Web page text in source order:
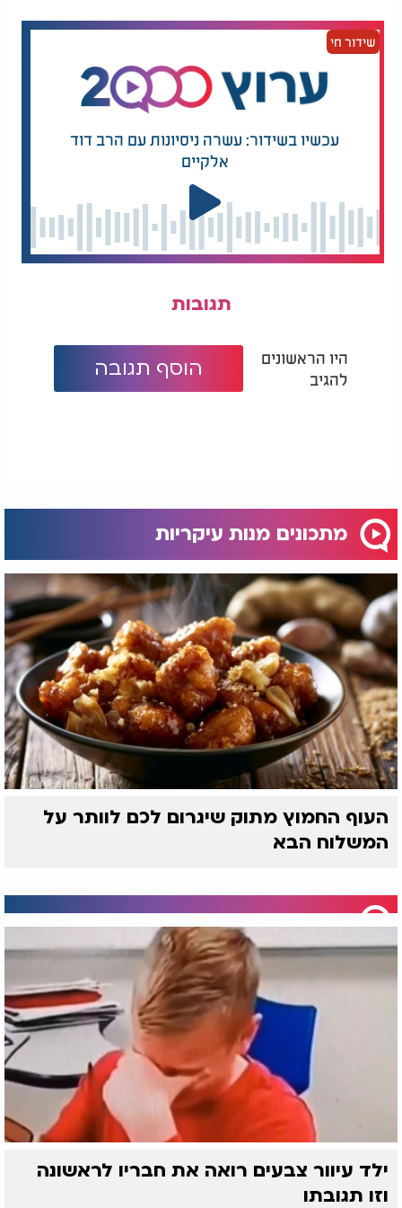
להגשה:
חופן עלי נענע
חופן עלי כוסברה
גרידת התפוז והלימון, מיץ הלימון, הסויה, הג’ינג’ר, השום, הצ’ילי,
הכמון, הדבש והקורנפלור. מתבלים במלח ופלפל.
מוסיפים את חלקי העוף לתבנית, הופכים אותם כך שיצופו היטב
ברוטב, ומניחים להשריה של כחצי שעה לפחות.
של כ־25 דקות, עד שהעוף שחום והרוטב מסמיך ומבריק.
לפני ההגשה מפזרים מעל עלי נענע וכוסברה קצוצים.
שידור חי
עכשיו בשידור: עשרה ניסיונות עם הרב דוד
אלקיים
תגובות
היו הראשונים
להגיב
הוסף תגובה
מתכונים מנות עיקריות
העוף החמוץ מתוק שיגרום לכם לוותר על
המשלוח הבא
ילד עיוור צבעים רואה את חבריו לראשונה
וזו תגובתו